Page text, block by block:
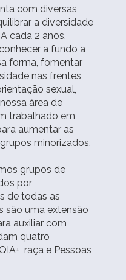
com diversas
a diversidade
cada 2 anos,
a fundo a
forma, fomentar
nas frentes
sexual,
área de
trabalhado em
aumentar as
minorizados.
grupos de
por
de todas as
são uma extensão
auxiliar com
quatro
raça e Pessoas